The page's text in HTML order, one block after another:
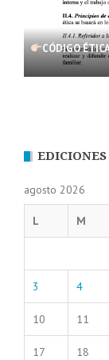
CÓDIGO
agosto 2026
L M
3 4
10 11
17 18